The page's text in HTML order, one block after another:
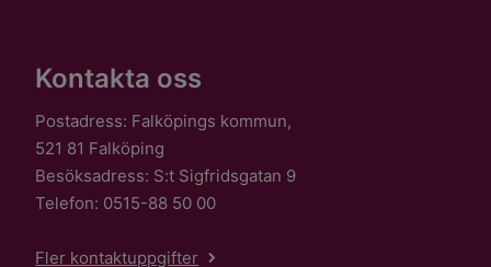
Kontakta oss
Postadress: Falköpings kommun,
521 81 Falköping
Besöksadress: S:t Sigfridsgatan 9
Telefon: 0515-88 50 00
Fler kontaktuppgifter